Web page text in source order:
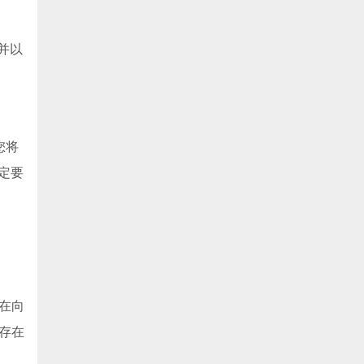
以
将
要
向
在